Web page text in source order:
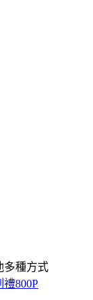
多種方式
禮800P